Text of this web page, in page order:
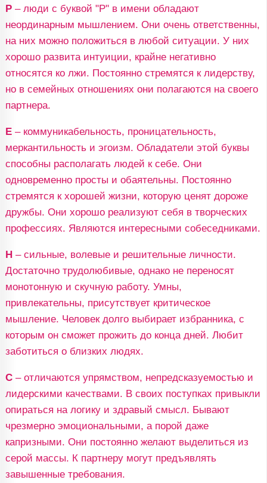
Р– люди с буквой "Р" в имени обладают
неординарным мышлением. Они очень ответственны,
на них можно положиться в любой ситуации. У них
хорошо развита интуиции, крайне негативно
относятся ко лжи. Постоянно стремятся к лидерству,
но в семейных отношениях они полагаются на своего
партнера.
Е– коммуникабельность, проницательность,
меркантильность и эгоизм. Обладатели этой буквы
способны располагать людей к себе. Они
одновременно просты и обаятельны. Постоянно
стремятся к хорошей жизни, которую ценят дороже
дружбы. Они хорошо реализуют себя в творческих
профессиях. Являются интересными собеседниками.
Н– сильные, волевые и решительные личности.
Достаточно трудолюбивые, однако не переносят
монотонную и скучную работу. Умны,
привлекательны, присутствует критическое
мышление. Человек долго выбирает избранника, с
которым он сможет прожить до конца дней. Любит
заботиться о близких людях.
С– отличаются упрямством, непредсказуемостью и
лидерскими качествами. В своих поступках привыкли
опираться на логику и здравый смысл. Бывают
чрезмерно эмоциональными, а порой даже
капризными. Они постоянно желают выделиться из
серой массы. К партнеру могут предъявлять
завышенные требования.